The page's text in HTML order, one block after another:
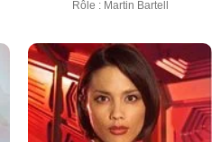
Rôle : Martin Bartell